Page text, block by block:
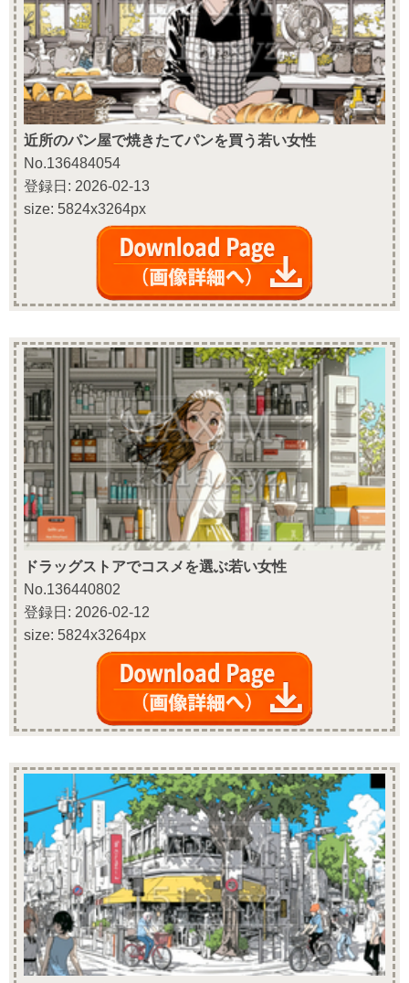
近所のパン屋で焼きたてパンを買う若い女性
No.136484054
登録日: 2026-02-13
size: 5824x3264px
ドラッグストアでコスメを選ぶ若い女性
No.136440802
登録日: 2026-02-12
size: 5824x3264px